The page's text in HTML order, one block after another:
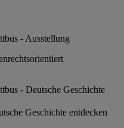
Geschichte entdecken